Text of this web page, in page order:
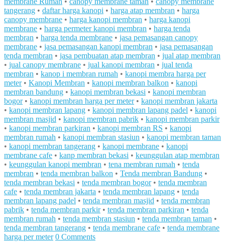
tangerang • daftar harga kanopi • harga atap membran • harga
canopy membrane • harga kanopi membran • harga kanopi
membrane • harga permeter kanopi membran • harga tenda
membran • harga tenda membrane • jasa pemasangan canopy
membrane • jasa pemasangan kanopi membran • jasa pemasangan
tenda membran • jasa pembuatan atap membran • jual atap membran
• jual canopy membrane • jual kanopi membran • jual tenda
membran • kanop i membran rumah • kanopi membra harga per
meter• Kanopi Membran • kanopi membran balkon • kanopi
membran bandung • kanopi membran bekasi • kanopi membran
bogor• kanopi membran harga per meter• kanopi membran jakarta
• kanopi membran lapang • kanopi membran lapang padel • kanopi
membran masjid • kanopi membran pabrik • kanopi membran parkir
• kanopi membran parkiran • kanopi membran RS • kanopi
membran rumah • kanopi membran stasiun • kanopi membran taman
• kanopi membran tangerang • kanopi membrane • kanopi
membrane cafe • kanp membran bekasi • keunggulan atap membran
• keunggulan kanopi membran • tena membran rumah • tenda
membran • tenda membran balkon • Tenda membran Bandung •
tenda membran bekasi • tenda membran bogor• tenda membran
cafe • tenda membran jakarta • tenda membran lapang • tenda
membran lapang padel • tenda membran masjid • tenda membran
pabrik • tenda membran parkir• tenda membran parkiran • tenda
membran rumah • tenda membran stasiun • tenda membran taman •
tenda membran tangerang • tenda membrane cafe • tenda membrane
harga per meter 0 Comments